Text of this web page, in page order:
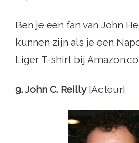
Ben je een fan van John
kunnen zijn als je een
Liger T-shirt bij
9. John C. Reilly[Acteur]